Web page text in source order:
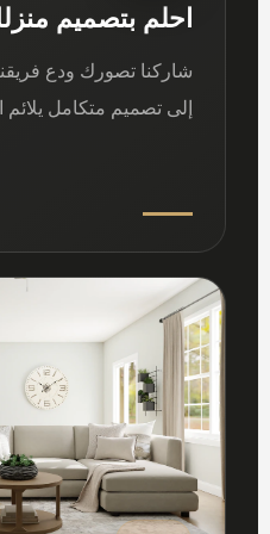
احلم بتصميم
شاركنا تصورك ودع
إلى تصميم متكامل يلائم